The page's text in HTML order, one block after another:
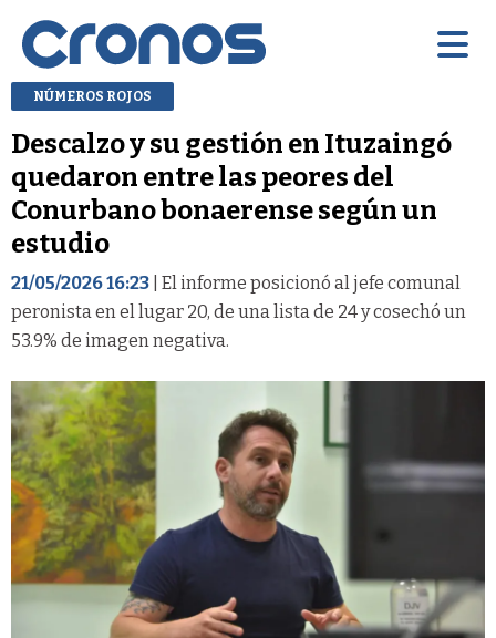
NÚMEROS ROJOS
Descalzo y su gestión en Ituzaingó
quedaron entre las peores del
Conurbano bonaerense según un
estudio
21/05/2026 16:23 | El informe posicionó al jefe comunal
peronista en el lugar 20, de una lista de 24 y cosechó un
53.9% de imagen negativa.